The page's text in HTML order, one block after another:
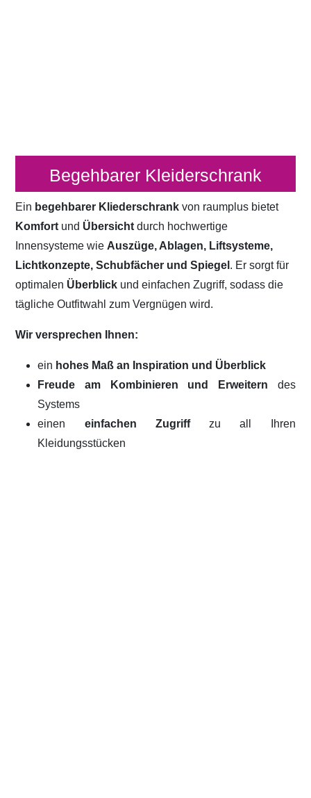
Begehbarer Kleiderschrank
Ein begehbarer Kliederschrankvon raumplus bietet
Komfort und Übersicht durch hochwertige
Innensysteme wie Auszüge, Ablagen, Liftsysteme,
Lichtkonzepte, Schubfächer und Spiegel . Er sorgt für
optimalen Überblick und einfachen Zugriff, sodass die
tägliche Outfitwahl zum Vergnügen wird.
Wir versprechen Ihnen:
ein hohes Maß an Inspiration und Überblick
Freude am Kombinieren und Erweitern des
Systems
einen einfachen Zugriffzu all Ihren
Kleidungsstücken